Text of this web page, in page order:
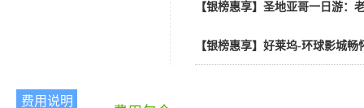
【银榜惠享】圣地亚哥一日游：
【银榜惠享】好莱坞-环球影城
费用说明